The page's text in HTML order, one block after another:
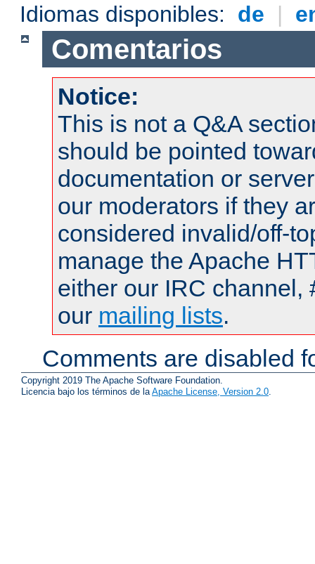
Idiomas disponibles: de |
Comentarios
Notice:
This is not a Q&A
should be pointed
documentation or
our moderators if they
considered invalid/off-
manage the Apache
either our IRC channel,
our mailing lists.
Comments are disabled
Copyright 2019 The Apache Software Foundation.
Licencia bajo los términos de la Apache License, Version 2.0